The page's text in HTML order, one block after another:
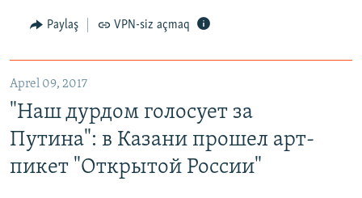
Paylaş VPN-siz açmaq
Aprel 09, 2017
"Наш дурдом голосует за
Путина": в Казани прошел арт-
пикет "Открытой России"